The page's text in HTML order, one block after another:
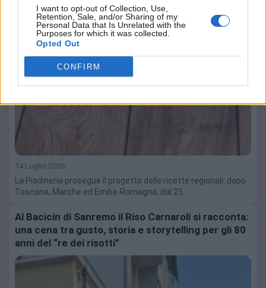
I want to opt-out of Collection, Use,
Retention, Sale, and/or Sharing of my
Personal Data that Is Unrelated with the
Purposes for which it was collected.
Opted Out
CONFIRM
14 Luglio 2026
La Piadineria prosegue il progetto delle ricette regionali: dopo
Toscana, Marche ed Emilia-Romagna, dal 25…
Al Bacicin di Sanremo il Riso Carnaroli si racconta:
una cena tra gusto, storia e storytelling per gli 80
anni del “re dei risotti”